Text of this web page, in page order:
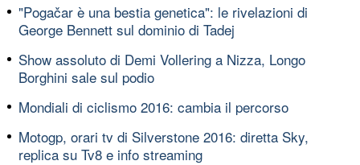
"Pogačar è una bestia genetica": le rivelazioni di
George Bennett sul dominio di Tadej
Show assoluto di Demi Vollering a Nizza, Longo
Borghini sale sul podio
Mondiali di ciclismo 2016: cambia il percorso
Motogp, orari tv di Silverstone 2016: diretta Sky,
replica su Tv8 e info streaming